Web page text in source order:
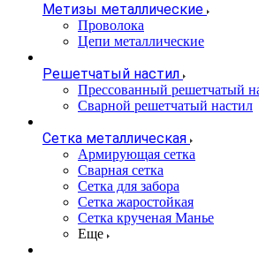
Метизы металлические
Проволока
Цепи металлические
Решетчатый настил
Прессованный решетчатый
Сварной решетчатый настил
Сетка металлическая
Армирующая сетка
Сварная сетка
Сетка для забора
Сетка жаростойкая
Сетка крученая Манье
Еще